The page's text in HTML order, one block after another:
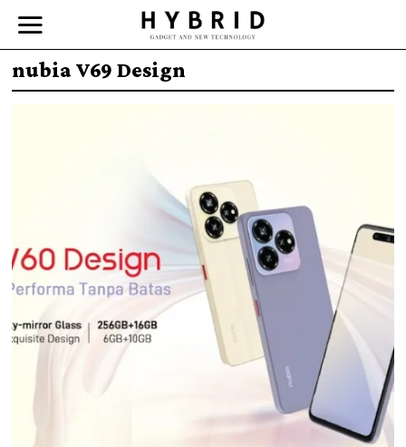
nubia V69 Design